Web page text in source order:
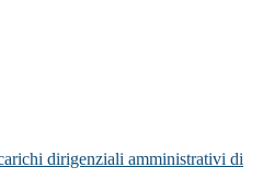
dirigenziali amministrativi di